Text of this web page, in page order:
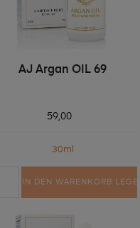
AJ Argan OIL 69
59,00
30ml
IN DEN WARENKORB